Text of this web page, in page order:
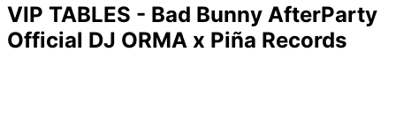
VIP TABLES - Bad Bunny AfterParty
Official DJ ORMA x Piña Records